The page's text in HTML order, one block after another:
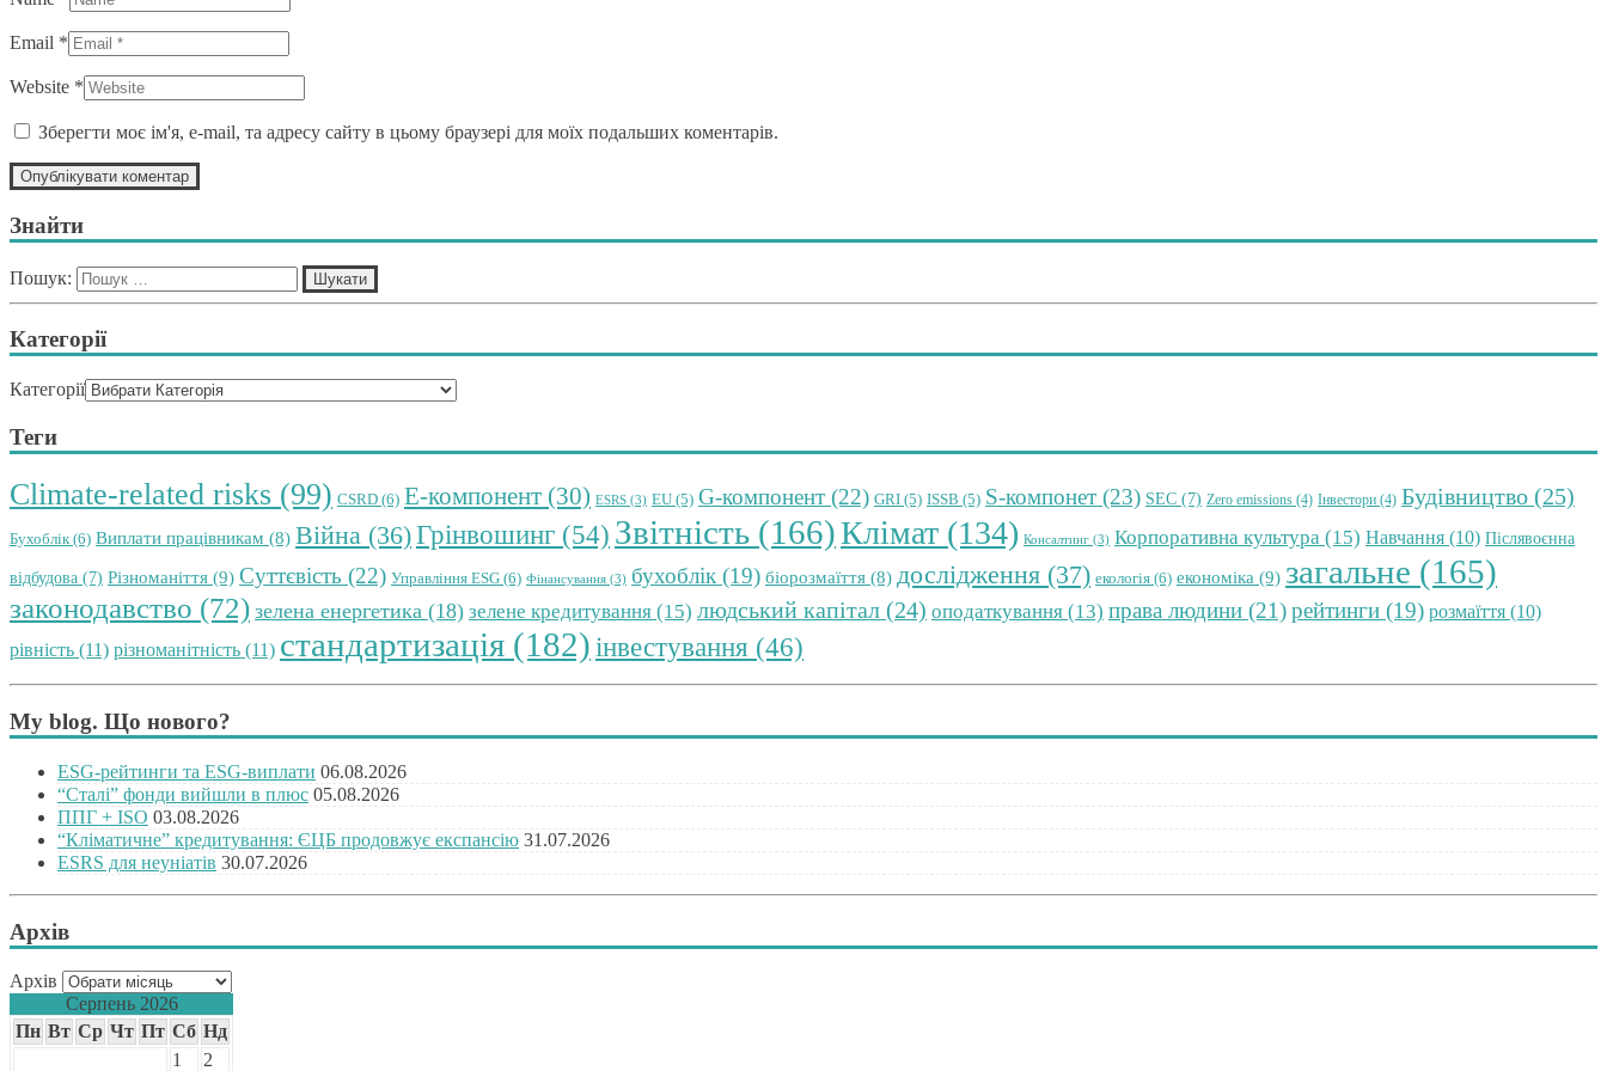
Email *
Website *
Зберегти моє ім'я, e-mail, та адресу сайту в цьому браузері для моїх подальших коментарів.
Знайти
Пошук:
Категорії
Категорії
Теги
Climate-related risks (99) CSRD (6) E-компонент (30) ESRS (3) EU (5) G-компонент (22) GRI (5) ISSB (5) S-компонет (23) SEC (7) Zero emissions (4) Інвестори (4) Будівництво (25)
Бухоблік(6) Виплати працівникам (8) Війна (36)Грінвошинг (54) Звітність (166)Клімат (134) Консалтинг (3) Корпоративна культура (15) Навчання (10) Післявоєнна
відбудова (7) Різноманіття (9) Суттєвість (22) Управління ESG (6) Фінансування (3) бухоблік (19) біорозмаїття (8) дослідження (37) екологія (6) економіка (9) загальне (165)
законодавство (72) зелена енергетика (18) зелене кредитування (15) людський капітал (24) оподаткування (13) права людини (21)рейтинги (19) розмаїття (10)
рівність (11) різноманітність (11) стандартизація (182) інвестування (46)
My blog. Що нового?
ESG-рейтинги та ESG-виплати 06.08.2026
“Сталі” фонди вийшли в плюс 05.08.2026
ППГ + ISO 03.08.2026
“Кліматичне” кредитування: ЄЦБ продовжує експансію 31.07.2026
ESRS для неуніатів 30.07.2026
Архів
Архів
Серпень 2026
Пн Вт Ср Чт Пт Сб Нд
1
2